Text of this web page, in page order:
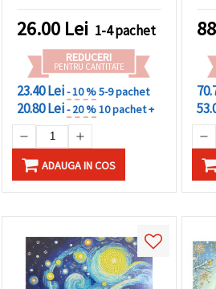
26.00 Lei 1-4 pachet
REDUCERI
PENTRU CANTITATE
23.40 Lei- 10 %5-9 pachet
20.80 Lei- 20 %10 pachet +
ADAUGA IN COS